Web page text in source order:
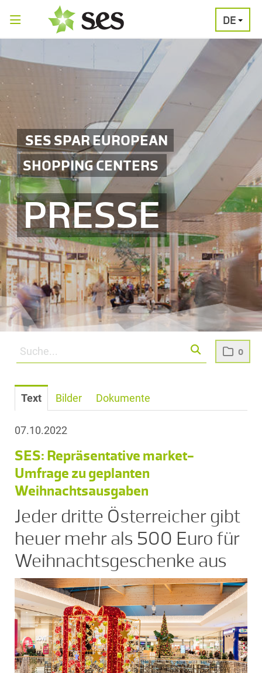
0
DE
SES SPAR EUROPEAN
SHOPPING CENTERS
PRESSE
PRESSEAUSSENDUNGEN
Text Bilder Dokumente
07.10.2022
SES: Repräsentative market-
Umfrage zu geplanten
Weihnachtsausgaben
Jeder dritte Österreicher gibt
heuer mehr als 500 Euro für
Weihnachtsgeschenke aus